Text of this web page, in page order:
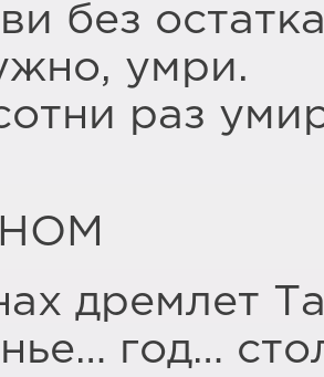
без
умри.
раз
дремлет
год…